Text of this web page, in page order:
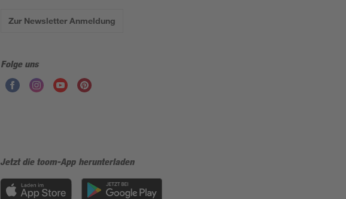
Zur Newsletter Anmeldung
Folge uns
Jetzt die toom-App herunterladen